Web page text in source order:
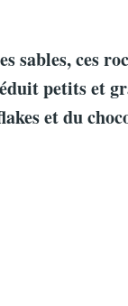
sables, ces
petits et
et du